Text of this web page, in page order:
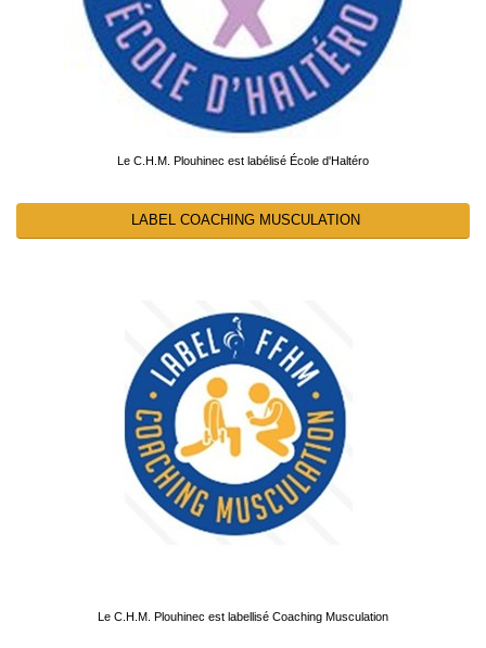
Le C.H.M. Plouhinec est labélisé École d'Haltéro
LABEL COACHING MUSCULATION
Le C.H.M. Plouhinec est labellisé Coaching Musculation